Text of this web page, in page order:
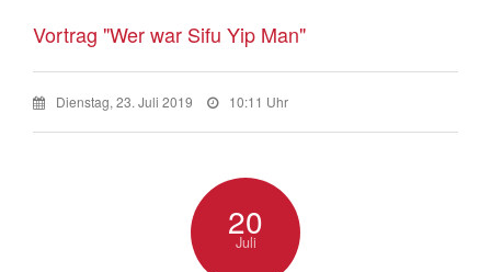
Vortrag "Wer war Sifu Yip Man"
Dienstag, 23. Juli 2019 10:11 Uhr
20
Juli